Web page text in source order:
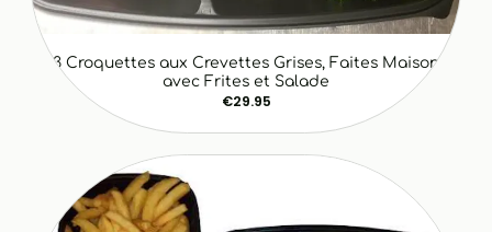
3 Croquettes aux Crevettes Grises, Faites Maison
avec Frites et Salade
€29.95